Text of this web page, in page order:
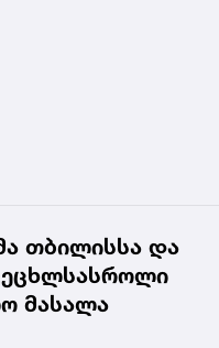
თბილისსა და
მასალა